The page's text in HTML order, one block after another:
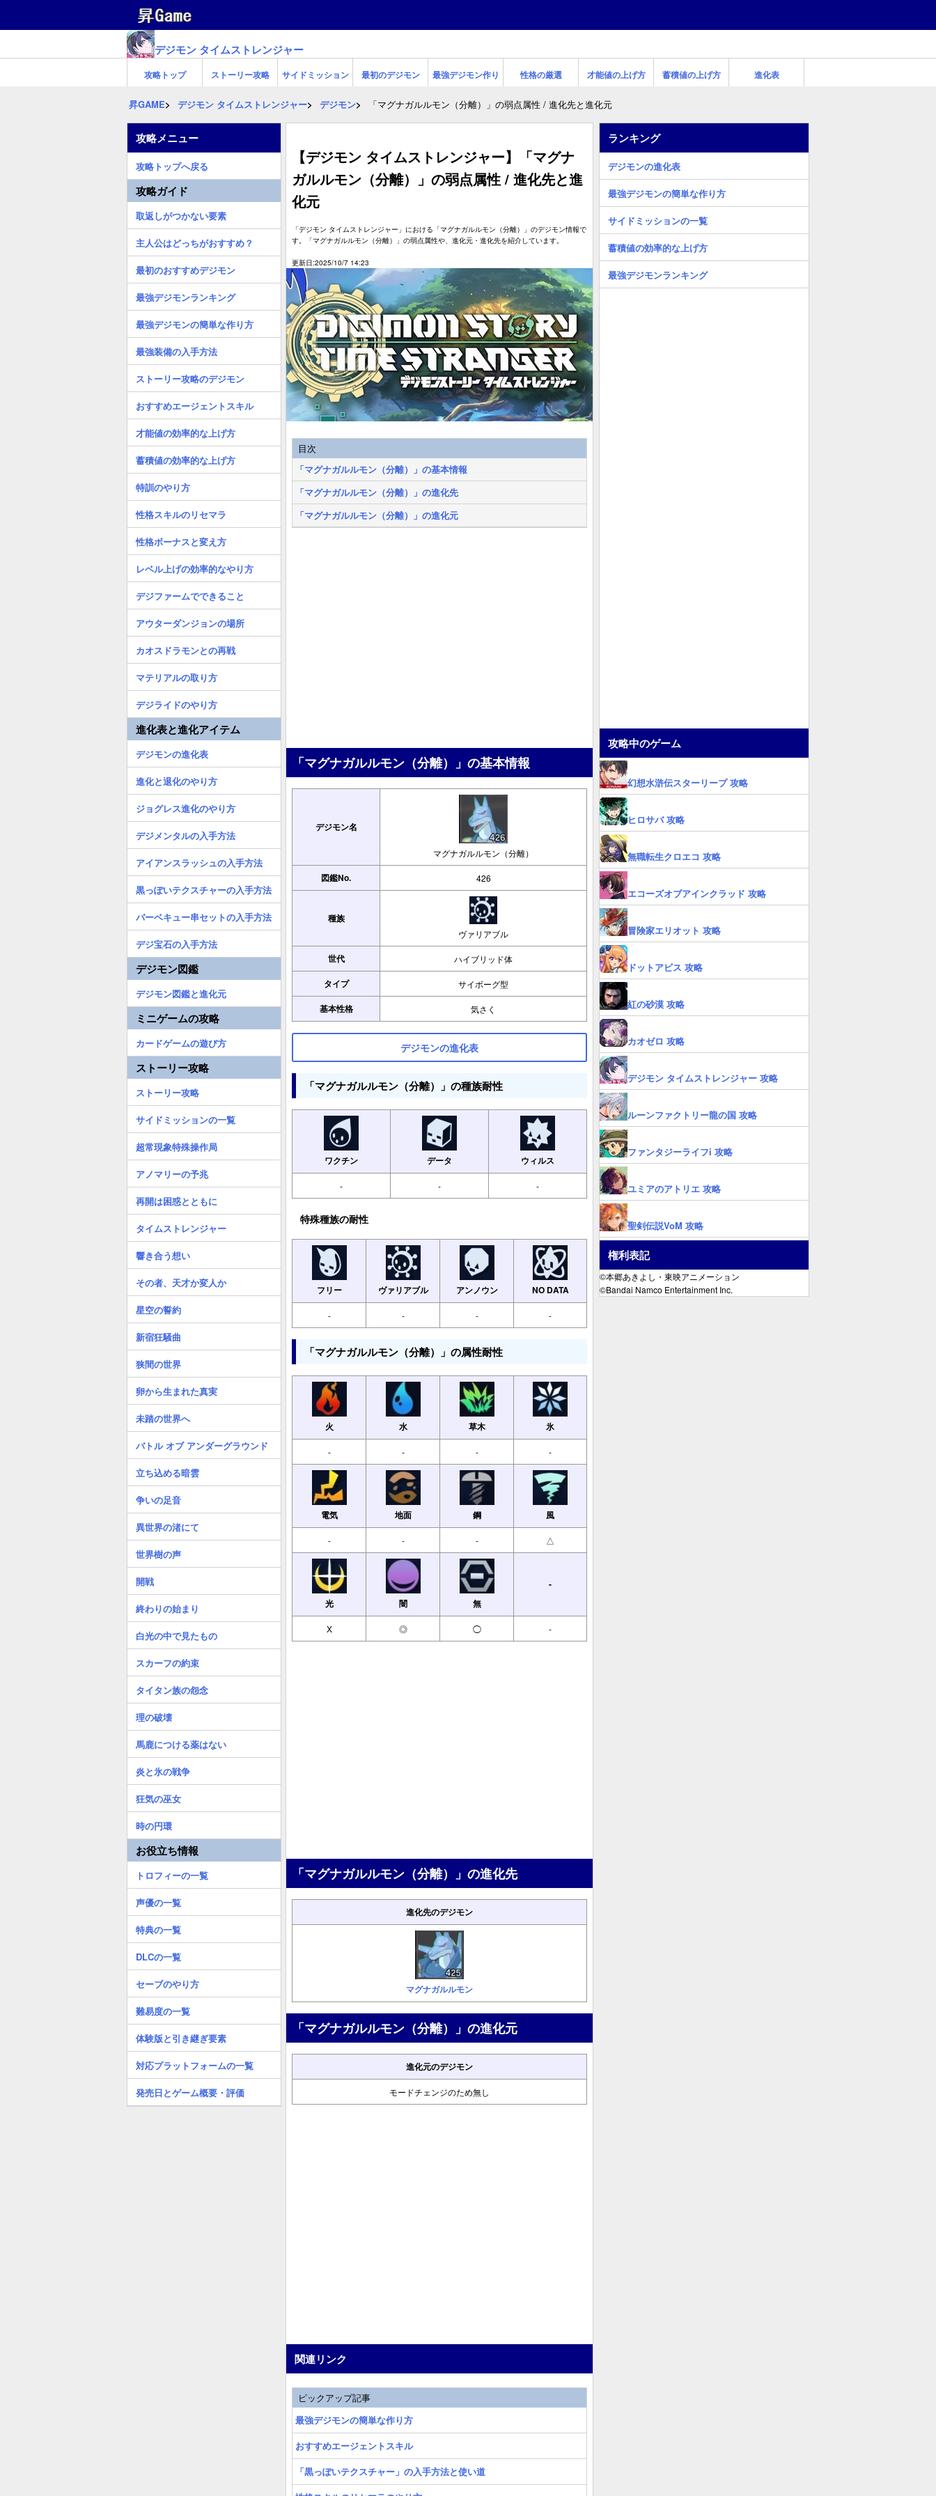
デジモン タイムストレンジャー
攻略トップ ストーリー攻略 サイドミッション 最初のデジモン 最強デジモン作り 性格の厳選 才能値の上げ方 蓄積値の上げ方 進化表
昇GAME デジモン タイムストレンジャー デジモン 「マグナガルルモン（分離）」の弱点属性 / 進化先と進化元
【デジモン タイムストレンジャー】「マグナ
ガルルモン（分離）」の弱点属性 / 進化先と進
化元
「デジモン タイムストレンジャー」における「マグナガルルモン（分離）」のデジモン情報で
す。「マグナガルルモン（分離）」の弱点属性や、進化元・進化先を紹介しています。
更新日:2025/10/7 14:23
目次
「マグナガルルモン（分離）」の基本情報
「マグナガルルモン（分離）」の進化先
「マグナガルルモン（分離）」の進化元
「マグナガルルモン（分離）」の基本情報
デジモン名
マグナガルルモン（分離）
図鑑No. 426
種族
ヴァリアブル
世代 ハイブリッド体
タイプ サイボーグ型
基本性格 気さく
デジモンの進化表
「マグナガルルモン（分離）」の種族耐性
ワクチン データ ウィルス
- - -
特殊種族の耐性
フリー ヴァリアブル アンノウン NO DATA
- - - -
「マグナガルルモン（分離）」の属性耐性
火 水 草木 氷
- - - -
電気 地面 鋼 風
- - - △
光 闇 無
-
X ◎ ◯ -
「マグナガルルモン（分離）」の進化先
進化先のデジモン
マグナガルルモン
「マグナガルルモン（分離）」の進化元
進化元のデジモン
モードチェンジのため無し
関連リンク
ピックアップ記事
最強デジモンの簡単な作り方
おすすめエージェントスキル
「黒っぽいテクスチャー」の入手方法と使い道
攻略メニュー
攻略トップへ戻る
攻略ガイド
取返しがつかない要素
主人公はどっちがおすすめ？
最初のおすすめデジモン
最強デジモンランキング
最強デジモンの簡単な作り方
最強装備の入手方法
ストーリー攻略のデジモン
おすすめエージェントスキル
才能値の効率的な上げ方
蓄積値の効率的な上げ方
特訓のやり方
性格スキルのリセマラ
性格ボーナスと変え方
レベル上げの効率的なやり方
デジファームでできること
アウターダンジョンの場所
カオスドラモンとの再戦
マテリアルの取り方
デジライドのやり方
進化表と進化アイテム
デジモンの進化表
進化と退化のやり方
ジョグレス進化のやり方
デジメンタルの入手方法
アイアンスラッシュの入手方法
黒っぽいテクスチャーの入手方法
バーベキュー串セットの入手方法
デジ宝石の入手方法
デジモン図鑑
デジモン図鑑と進化元
ミニゲームの攻略
カードゲームの遊び方
ストーリー攻略
ストーリー攻略
サイドミッションの一覧
超常現象特殊操作局
アノマリーの予兆
再開は困惑とともに
タイムストレンジャー
響き合う想い
その者、天才か変人か
星空の誓約
新宿狂騒曲
狭間の世界
卵から生まれた真実
未踏の世界へ
バトル オブ アンダーグラウンド
立ち込める暗雲
争いの足音
異世界の渚にて
世界樹の声
開戦
終わりの始まり
白光の中で見たもの
スカーフの約束
タイタン族の怨念
理の破壊
馬鹿につける薬はない
炎と氷の戦争
狂気の巫女
時の円環
お役立ち情報
トロフィーの一覧
声優の一覧
特典の一覧
DLCの一覧
セーブのやり方
難易度の一覧
体験版と引き継ぎ要素
対応プラットフォームの一覧
発売日とゲーム概要・評価
ランキング
デジモンの進化表
最強デジモンの簡単な作り方
サイドミッションの一覧
蓄積値の効率的な上げ方
最強デジモンランキング
攻略中のゲーム
幻想水滸伝スターリープ 攻略
ヒロサバ 攻略
無職転生クロエコ 攻略
エコーズオブアインクラッド 攻略
冒険家エリオット 攻略
ドットアビス 攻略
紅の砂漠 攻略
カオゼロ 攻略
デジモン タイムストレンジャー 攻略
ルーンファクトリー龍の国 攻略
ファンタジーライフi 攻略
ユミアのアトリエ 攻略
聖剣伝説VoM 攻略
権利表記
©本郷あきよし・東映アニメーション
©Bandai Namco Entertainment Inc.